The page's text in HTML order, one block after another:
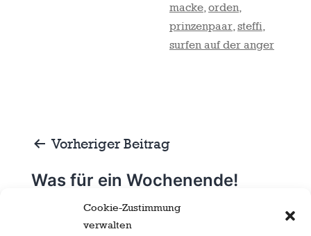
Cookie-Zustimmung
verwalten
macke,orden,
prinzenpaar,steffi,
surfen auf der anger
Beitragsnavigation
Vorheriger Beitrag
Was für ein Wochenende!